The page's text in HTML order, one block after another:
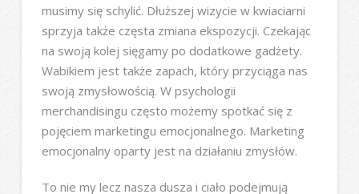
musimy się schylić. Dłuższej wizycie w kwiaciarni
sprzyja także częsta zmiana ekspozycji. Czekając
na swoją kolej sięgamy po dodatkowe gadżety.
Wabikiem jest także zapach, który przyciąga nas
swoją zmysłowością. W psychologii
merchandisingu często możemy spotkać się z
pojęciem marketingu emocjonalnego. Marketing
emocjonalny oparty jest na działaniu zmysłów.
To nie my lecz nasza dusza i ciało podejmują